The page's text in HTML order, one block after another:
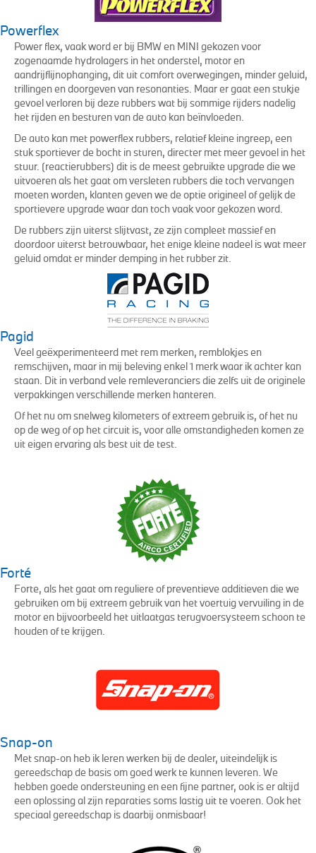
Powerflex
Power flex, vaak word er bij BMW en MINI gekozen voor
zogenaamde hydrolagers in het onderstel, motor en
aandrijflijnophanging, dit uit comfort overwegingen, minder geluid,
trillingen en doorgeven van resonanties. Maar er gaat een stukje
gevoel verloren bij deze rubbers wat bij sommige rijders nadelig
het rijden en besturen van de auto kan beïnvloeden.
De auto kan met powerflex rubbers, relatief kleine ingreep, een
stuk sportiever de bocht in sturen, directer met meer gevoel in het
stuur. (reactierubbers) dit is de meest gebruikte upgrade die we
uitvoeren als het gaat om versleten rubbers die toch vervangen
moeten worden, klanten geven we de optie origineel of gelijk de
sportievere upgrade waar dan toch vaak voor gekozen word.
De rubbers zijn uiterst slijtvast, ze zijn compleet massief en
doordoor uiterst betrouwbaar, het enige kleine nadeel is wat meer
geluid omdat er minder demping in het rubber zit.
Pagid
Veel geëxperimenteerd met rem merken, remblokjes en
remschijven, maar in mij beleving enkel 1 merk waar ik achter kan
staan. Dit in verband vele remleveranciers die zelfs uit de originele
verpakkingen verschillende merken hanteren.
Of het nu om snelweg kilometers of extreem gebruik is, of het nu
op de weg of op het circuit is, voor alle omstandigheden komen ze
uit eigen ervaring als best uit de test.
Forté
Forte, als het gaat om reguliere of preventieve additieven die we
gebruiken om bij extreem gebruik van het voertuig vervuiling in de
motor en bijvoorbeeld het uitlaatgas terugvoersysteem schoon te
houden of te krijgen.
Snap-on
Met snap-on heb ik leren werken bij de dealer, uiteindelijk is
gereedschap de basis om goed werk te kunnen leveren. We
hebben goede ondersteuning en een fijne partner, ook is er altijd
een oplossing al zijn reparaties soms lastig uit te voeren. Ook het
speciaal gereedschap is daarbij onmisbaar!